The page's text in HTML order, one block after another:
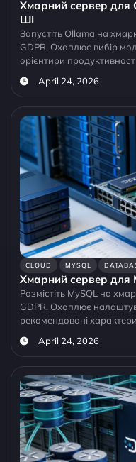
Хмарний сервер для
ШІ
Запустіть Ollama на
GDPR. Охоплює вибір
орієнтири
April 24, 2026
CLOUD MYSQL
Хмарний сервер для
Розмістіть MySQL на
GDPR. Охоплює
рекомендовані
April 24, 2026